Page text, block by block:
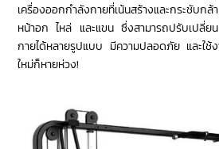
เครื่องออกกำลังกายที่เน้นสร้างและกระชับก
หน้าอก ไหล่ และแขน ซึ่งสามารถปรับเปลี่ย
กายได้หลายรูปแบบ มีความปลอดภัย และใช้
ใหม่ก็หายห่วง!